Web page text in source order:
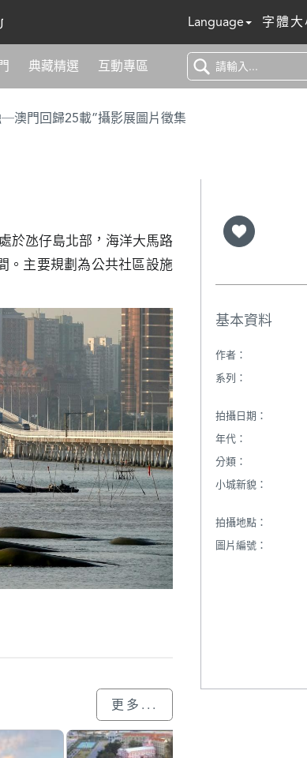
Language 字體大
典藏精選 互動專區
澳門回歸25載”攝影展圖片徵集
於氹仔島北部，海洋大馬路
。主要規劃為公共社區設施
更多...
基本資料
作者：
系列：
拍攝日期：
年代：
分類：
小城新貌：
拍攝地點：
圖片編號：